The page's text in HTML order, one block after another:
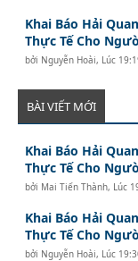
Khai Báo Hải
Thực Tế Cho
bởi Nguyễn Hoài, Lúc
BÀI VIẾT MỚI
Khai Báo Hải
Thực Tế Cho
bởi Mai Tiến Thành, Lúc
Khai Báo Hải
Thực Tế Cho
bởi Nguyễn Hoài, Lúc